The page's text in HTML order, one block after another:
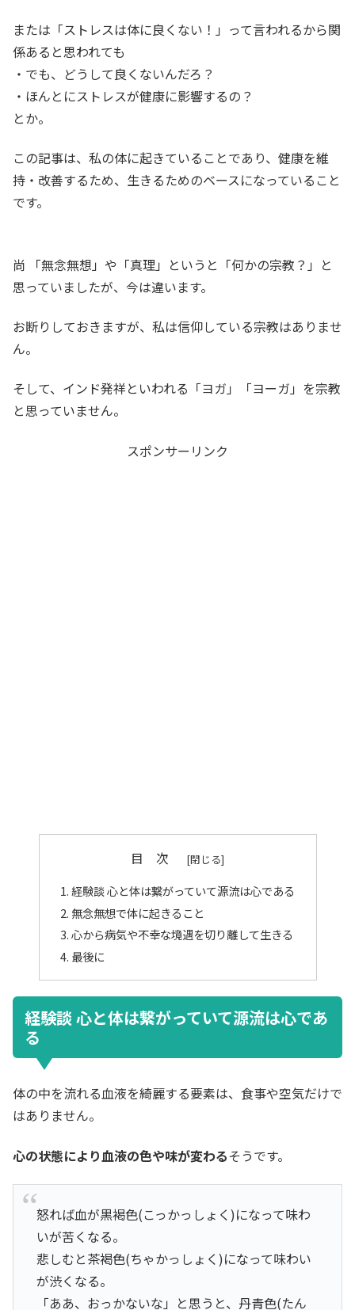
または「ストレスは体に良くない！」って言われるから関
係あると思われても
・でも、どうして良くないんだろ？
・ほんとにストレスが健康に影響するの？
とか。
この記事は、私の体に起きていることであり、健康を維
持・改善するため、生きるためのベースになっていること
です。
尚 「無念無想」や「真理」というと「何かの宗教？」と
思っていましたが、今は違います。
お断りしておきますが、私は信仰している宗教はありませ
ん。
そして、インド発祥といわれる「ヨガ」「ヨーガ」を宗教
と思っていません。
スポンサーリンク
目 次
経験談 心と体は繋がっていて源流は心である
無念無想で体に起きること
心から病気や不幸な境遇を切り離して生きる
最後に
経験談 心と体は繋がっていて源流は心であ
る
体の中を流れる血液を綺麗する要素は、食事や空気だけで
はありません。
心の状態により血液の色や味が変わるそうです。
怒れば血が黒褐色(こっかっしょく)になって味わ
いが苦くなる。
悲しむと茶褐色(ちゃかっしょく)になって味わい
が渋くなる。
「ああ、おっかないな」と思うと、丹青色(たん